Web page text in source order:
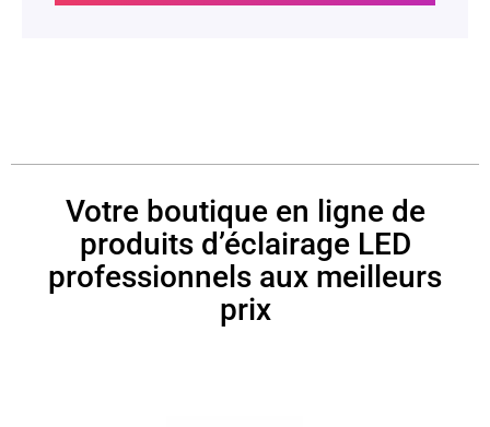
Votre boutique en ligne de
produits d’éclairage LED
professionnels aux meilleurs
prix